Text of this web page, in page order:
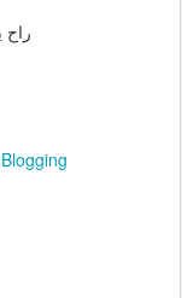
راح